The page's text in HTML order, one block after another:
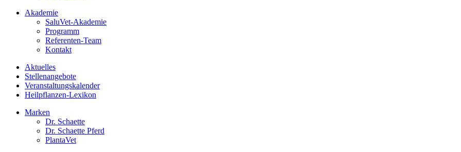
Akademie
SaluVet-Akademie
Programm
Referenten-Team
Kontakt
Aktuelles
Stellenangebote
Veranstaltungskalender
Heilpflanzen-Lexikon
Marken
Dr. Schaette
Dr. Schaette Pferd
PlantaVet